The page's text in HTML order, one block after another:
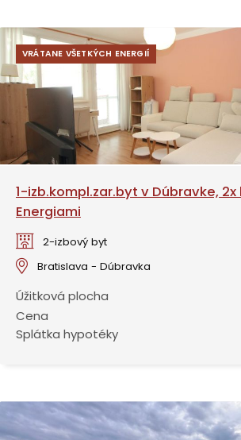
VRÁTANE VŠETKÝCH ENERGIÍ
1-izb.kompl.zar.byt v Dúbravke,
Energiami
2-izbový byt
Bratislava - Dúbravka
Úžitková plocha
Cena
Splátka hypotéky